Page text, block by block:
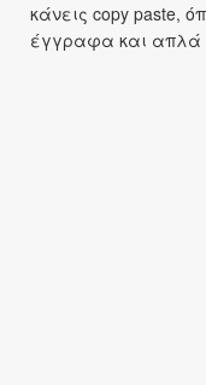
κάνεις copy paste,
έγγραφα και απλά